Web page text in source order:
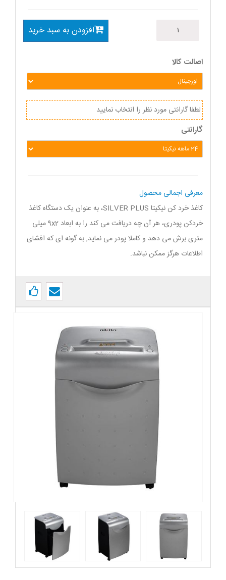
افزودن به سبد خرید
اصالت کالا
لطفا گارانتی مورد نظر را انتخاب نمایید
گارانتی
معرفی اجمالی محصول
کاغذ خرد کن نیکیتا SILVER PLUS، به عنوان یک دستگاه کاغذ
خردکن پودری، هر آن چه دریافت می کند را به ابعاد 9x2 میلی
متری برش می دهد و کاملا پودر می نماید, به گونه ای که افشای
اطلاعات هرگز ممکن نباشد.